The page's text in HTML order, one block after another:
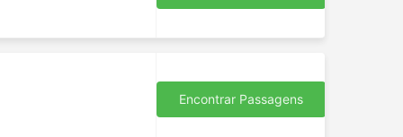
Encontrar Passagens